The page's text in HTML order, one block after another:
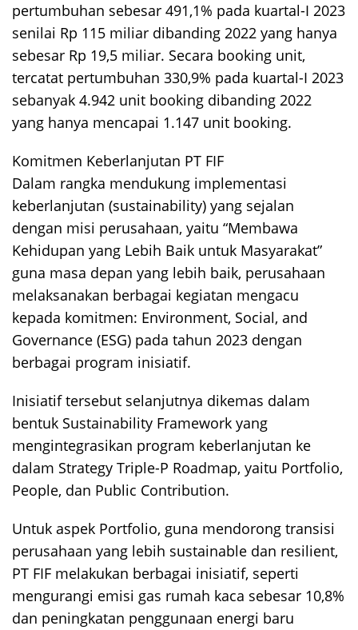
pertumbuhan sebesar 491,1% pada kuartal-I 2023
senilai Rp 115 miliar dibanding 2022 yang hanya
sebesar Rp 19,5 miliar. Secara booking unit,
tercatat pertumbuhan 330,9% pada kuartal-I 2023
sebanyak 4.942 unit booking dibanding 2022
yang hanya mencapai 1.147 unit booking.
Komitmen Keberlanjutan PT FIF
Dalam rangka mendukung implementasi
keberlanjutan (sustainability) yang sejalan
dengan misi perusahaan, yaitu “Membawa
Kehidupan yang Lebih Baik untuk Masyarakat”
guna masa depan yang lebih baik, perusahaan
melaksanakan berbagai kegiatan mengacu
kepada komitmen: Environment, Social, and
Governance (ESG) pada tahun 2023 dengan
berbagai program inisiatif.
Inisiatif tersebut selanjutnya dikemas dalam
bentuk Sustainability Framework yang
mengintegrasikan program keberlanjutan ke
dalam Strategy Triple-P Roadmap, yaitu Portfolio,
People, dan Public Contribution.
Untuk aspek Portfolio, guna mendorong transisi
perusahaan yang lebih sustainable dan resilient,
PT FIF melakukan berbagai inisiatif, seperti
mengurangi emisi gas rumah kaca sebesar 10,8%
dan peningkatan penggunaan energi baru